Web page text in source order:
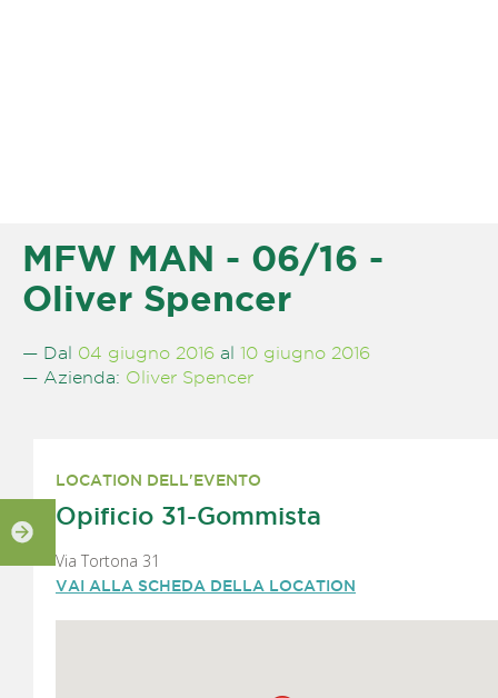
MFW MAN - 06/16 -
Oliver Spencer
— Dal 04 giugno 2016 al 10 giugno 2016
— Azienda: Oliver Spencer
LOCATION DELL'EVENTO
Opificio 31-Gommista
Via Tortona 31
VAI ALLA SCHEDA DELLA LOCATION